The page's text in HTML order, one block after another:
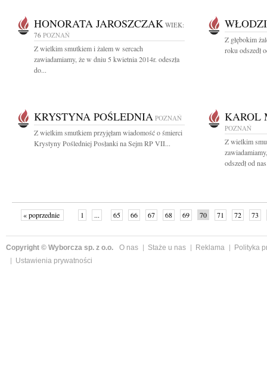
HONORATA JAROSZCZAK WIEK:
76 POZNAŃ
Z wielkim smutkiem i żalem w sercach
zawiadamiamy, że w dniu 5 kwietnia 2014r. odeszła
do...
Z głębokim
roku odszedł
KRYSTYNA POŚLEDNIA POZNAŃ
Z wielkim smutkiem przyjęłam wiadomość o śmierci
Krystyny Pośledniej Posłanki na Sejm RP VII...
KAROL
POZNAŃ
Z wielkim
odszedł od
« poprzednie 1 ... 65 66 67 68 69 70 71 72
73
Copyright © Wyborcza sp. z o.o. O nas Staże u nas Reklama
Polityka
Ustawienia prywatności